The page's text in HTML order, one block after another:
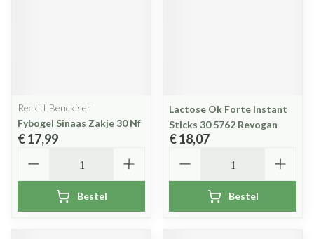
Reckitt Benckiser
Fybogel Sinaas Zakje 30 Nf
€ 17,99
Bestel
Lactose Ok Forte Instant
Sticks 30 5762 Revogan
€ 18,07
Bestel